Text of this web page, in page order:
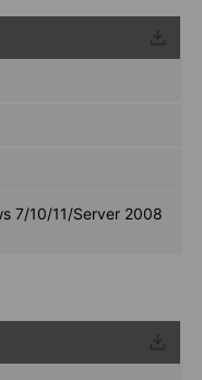
ウンロ
ード
7/10/11/Server 2008
ウンロ
ード